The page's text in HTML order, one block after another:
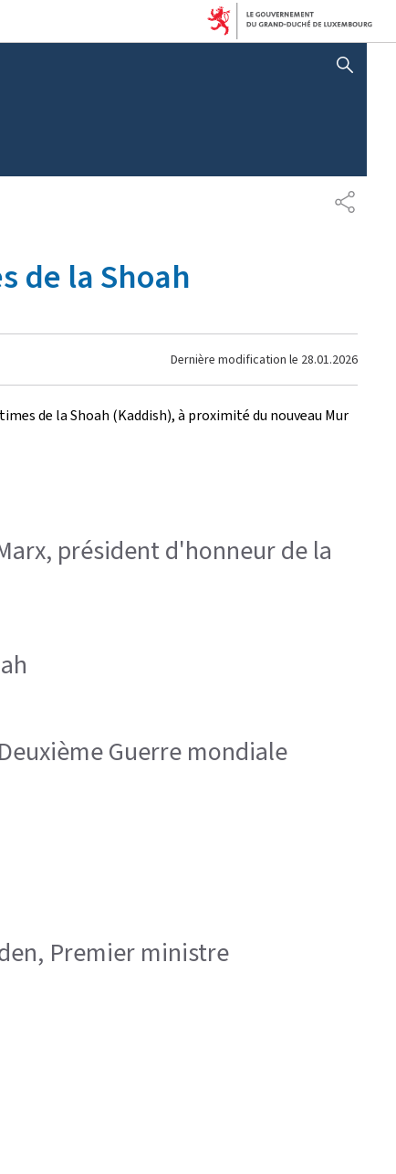
AFFICHER / MASQUER
de la Shoah
Dernière modification le 28.01.2026
de la Shoah (Kaddish), à proximité du nouveau Mur
président d'honneur de la
Guerre mondiale
Premier ministre